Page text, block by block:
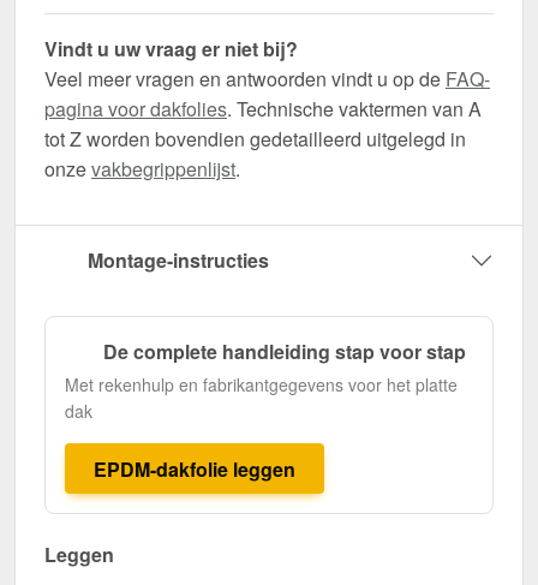
Vindt u uw vraag er niet bij?
Veel meer vragen en antwoorden vindt u op de FAQ-
pagina voor dakfolies. Technische vaktermen van A
tot Z worden bovendien gedetailleerd uitgelegd in
onzevakbegrippenlijst.
Montage-instructies
De complete handleiding stap voor stap
Met rekenhulp en fabrikantgegevens voor het platte
dak
EPDM-dakfolie leggen
Leggen